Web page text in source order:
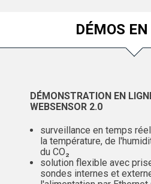
DÉMOS
DÉMONSTRATION EN
WEBSENSOR 2.0
surveillance en temps
la température, de
du CO₂
solution flexible avec
sondes internes et